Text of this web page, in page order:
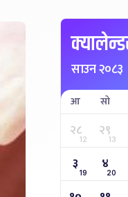
साउन २०८३
आ सो
२८12 २९13
३ 19 ४20